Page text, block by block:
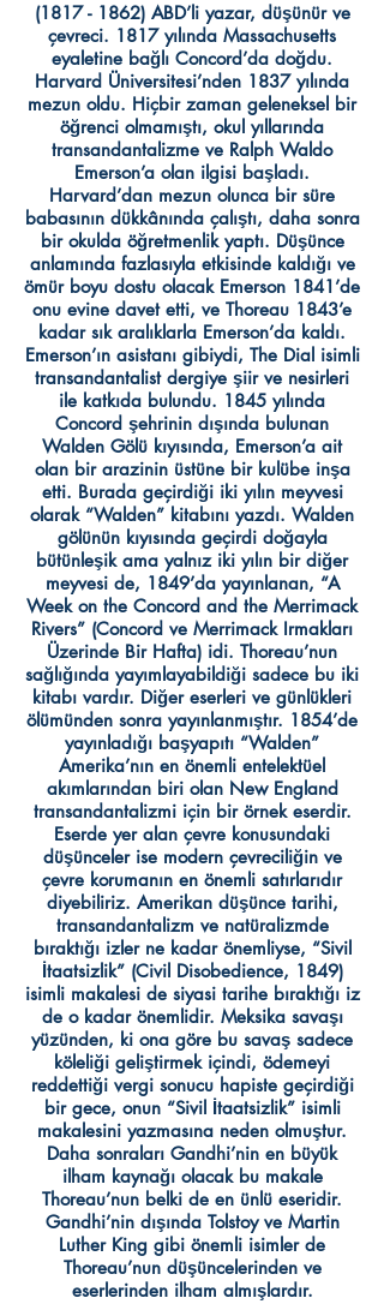
(1817 - 1862)ABD’li yazar, düşünür ve
çevreci. 1817 yılında Massachusetts
eyaletine bağlı Concord’da doğdu.
Harvard Üniversitesi’nden 1837 yılında
mezun oldu. Hiçbir zaman geleneksel bir
öğrenci olmamıştı, okul yıllarında
transandantalizme ve Ralph Waldo
Emerson’a olan ilgisi başladı.
Harvard’dan mezun olunca bir süre
babasının dükkânında çalıştı, daha sonra
bir okulda öğretmenlik yaptı. Düşünce
anlamında fazlasıyla etkisinde kaldığı ve
ömür boyu dostu olacak Emerson 1841’de
onu evine davet etti, ve Thoreau 1843’e
kadar sık aralıklarla Emerson’da kaldı.
Emerson’ın asistanı gibiydi, The Dial isimli
transandantalist dergiye şiir ve nesirleri
ile katkıda bulundu. 1845 yılında
Concord şehrinin dışında bulunan
Walden Gölü kıyısında, Emerson’a ait
olan bir arazinin üstüne bir kulübe inşa
etti. Burada geçirdiği iki yılın meyvesi
olarak “Walden” kitabını yazdı. Walden
gölünün kıyısında geçirdi doğayla
bütünleşik ama yalnız iki yılın bir diğer
meyvesi de, 1849’da yayınlanan, “A
Week on the Concord and the Merrimack
Rivers” (Concord ve Merrimack Irmakları
Üzerinde Bir Hafta) idi. Thoreau’nun
sağlığında yayımlayabildiği sadece bu iki
kitabı vardır. Diğer eserleri ve günlükleri
ölümünden sonra yayınlanmıştır. 1854’de
yayınladığı başyapıtı “Walden”
Amerika’nın en önemli entelektüel
akımlarından biri olan New England
transandantalizmi için bir örnek eserdir.
Eserde yer alan çevre konusundaki
düşünceler ise modern çevreciliğin ve
çevre korumanın en önemli satırlarıdır
diyebiliriz. Amerikan düşünce tarihi,
transandantalizm ve natüralizmde
bıraktığı izler ne kadar önemliyse, “Sivil
İtaatsizlik” (Civil Disobedience, 1849)
isimli makalesi de siyasi tarihe bıraktığı iz
de o kadar önemlidir. Meksika savaşı
yüzünden, ki ona göre bu savaş sadece
köleliği geliştirmek içindi, ödemeyi
reddettiği vergi sonucu hapiste geçirdiği
bir gece, onun “Sivil İtaatsizlik” isimli
makalesini yazmasına neden olmuştur.
Daha sonraları Gandhi’nin en büyük
ilham kaynağı olacak bu makale
Thoreau’nun belki de en ünlü eseridir.
Gandhi’nin dışında Tolstoy ve Martin
Luther King gibi önemli isimler de
Thoreau’nun düşüncelerinden ve
eserlerinden ilham almışlardır.